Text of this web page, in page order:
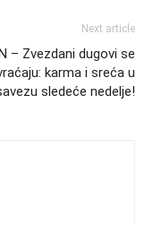
Next article
– Zvezdani dugovi se
karma i sreća u
sledeće nedelje!